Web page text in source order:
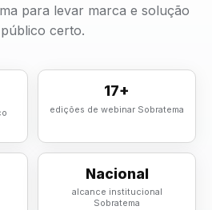
para levar marca e solução
certo.
17+
edições de webinar Sobratema
Nacional
alcance institucional
Sobratema